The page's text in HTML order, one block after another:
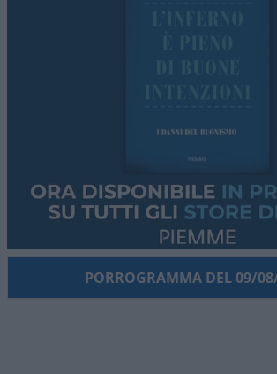
PORROGRAMMA DEL 09/